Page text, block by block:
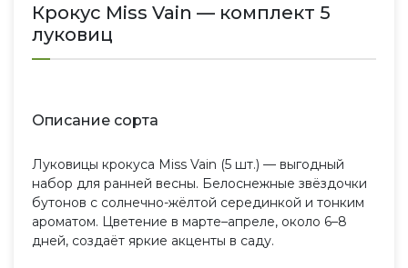
Крокус Miss Vain — комплект 5
луковиц
Описание сорта
Луковицы крокуса Miss Vain (5 шт.) — выгодный
набор для ранней весны. Белоснежные звёздочки
бутонов с солнечно-жёлтой серединкой и тонким
ароматом. Цветение в марте–апреле, около 6–8
дней, создаёт яркие акценты в саду.